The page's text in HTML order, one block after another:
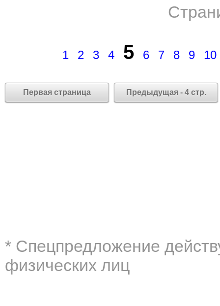
1 2 3 4 5 6 7 8 9 10
Первая страница Предыдущая - 4 стр.
* Cпецпредложение
физических лиц